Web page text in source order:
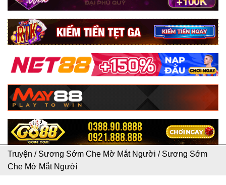
Truyện / Sương Sớm Che Mờ Mắt Người / Sương Sớm
Che Mờ Mắt Người